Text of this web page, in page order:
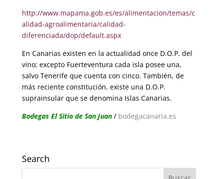
http://www.mapama.gob.es/es/alimentacion/temas/c
alidad-agroalimentaria/calidad-
diferenciada/dop/default.aspx
En Canarias existen en la actualidad once D.O.P. del
vino; excepto Fuerteventura cada isla posee una,
salvo Tenerife que cuenta con cinco. También, de
más reciente constitución, existe una D.O.P.
suprainsular que se denomina Islas Canarias.
Bodegas El Sitio de San Juan/ bodegacanaria.es
Search